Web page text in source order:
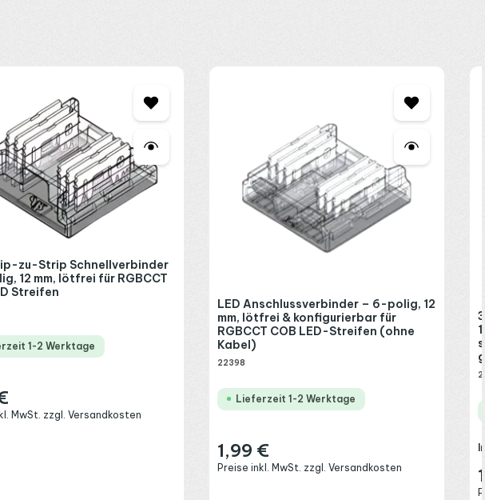
zu-Strip Schnellverbinder
12 mm, lötfrei für RGBCCT
Streifen
1-2 Werktage
Preis:
MwSt. zzgl. Versandkosten
LED Anschlussverbinder – 6-polig, 12
mm, lötfrei & konfigurierbar für
RGBCCT COB LED-Streifen (ohne
Kabel)
22398
Lieferzeit 1-2 Werktage
Regulärer Preis:
1,99 €
Preise inkl. MwSt. zzgl. Versandkosten